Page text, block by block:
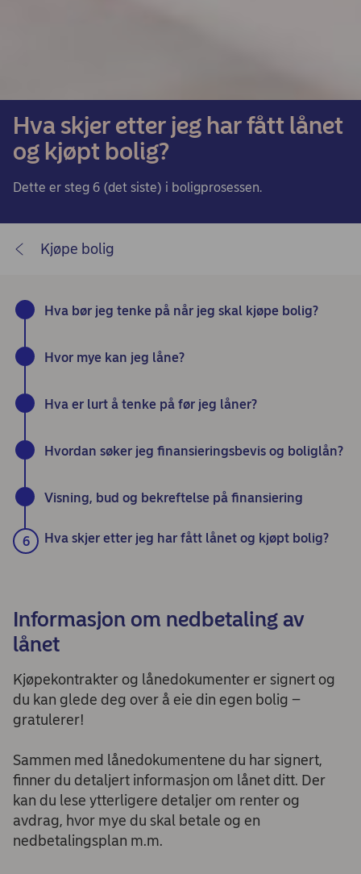
Hva skjer etter jeg har fått lånet
og kjøpt bolig?
Dette er steg 6 (det siste) i boligprosessen.
Kjøpe bolig
Hva bør jeg tenke på når jeg skal kjøpe bolig?
Hvor mye kan jeg låne?
Hva er lurt å tenke på før jeg låner?
Hvordan søker jeg finansieringsbevis og boliglån?
Visning, bud og bekreftelse på finansiering
Hva skjer etter jeg har fått lånet og kjøpt bolig?
Informasjon om nedbetaling av
lånet
Kjøpekontrakter og lånedokumenter er signert og
du kan glede deg over å eie din egen bolig –
gratulerer!
Sammen med lånedokumentene du har signert,
finner du detaljert informasjon om lånet ditt. Der
kan du lese ytterligere detaljer om renter og
avdrag, hvor mye du skal betale og en
nedbetalingsplan m.m.